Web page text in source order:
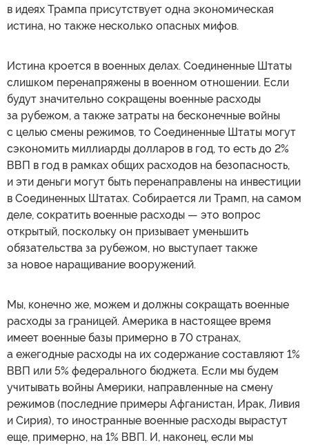
в идеях Трампа присутствует одна экономическая
истина, но также несколько опасных мифов.
Истина кроется в военных делах. Соединенные Штаты
слишком перенапряжены в военном отношении. Если
будут значительно сокращены военные расходы
за рубежом, а также затраты на бесконечные войны
с целью смены режимов, то Соединенные Штаты могут
сэкономить миллиарды долларов в год, то есть до 2%
ВВП в год в рамках общих расходов на безопасность,
и эти деньги могут быть перенаправлены на инвестиции
в Соединенных Штатах. Собирается ли Трамп, на самом
деле, сократить военные расходы — это вопрос
открытый, поскольку он призывает уменьшить
обязательства за рубежом, но выступает также
за новое наращивание вооружений.
Мы, конечно же, можем и должны сокращать военные
расходы за границей. Америка в настоящее время
имеет военные базы примерно в 70 странах,
а ежегодные расходы на их содержание составляют 1%
ВВП или 5% федерального бюджета. Если мы будем
учитывать войны Америки, направленные на смену
режимов (последние примеры Афганистан, Ирак, Ливия
и Сирия), то иностранные военные расходы вырастут
еще, примерно, на 1% ВВП. И, наконец, если мы